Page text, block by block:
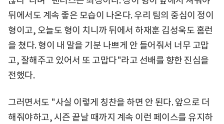
뒤에서도 계속 좋은 모습이 나온다. 우리 팀의 중심이 정이
형이고, 오늘도 형이 치니까 뒤에서 하재훈 김성욱도 홈런
을 쳤다. 형이 내 말을 기분 나쁘게 안 들어줘서 너무 고맙
고, 잘해주고 있어서 또 고맙다"라고 선배를 향한 진심을
전했다.
그러면서도 "사실 이렇게 칭찬을 하면 안 된다. 앞으로 더
해줘야하고, 시즌 끝날 때까지 계속 이런 페이스를 유지하